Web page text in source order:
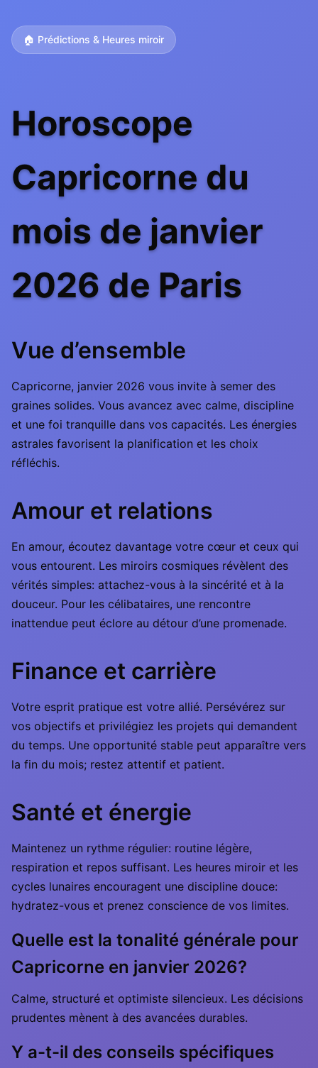
🏠 Prédictions & Heures miroir
Horoscope
Capricorne du
mois de janvier
2026 de Paris
Vue d’ensemble
Capricorne, janvier 2026 vous invite à semer des
graines solides. Vous avancez avec calme, discipline
et une foi tranquille dans vos capacités. Les énergies
astrales favorisent la planification et les choix
réfléchis.
Amour et relations
En amour, écoutez davantage votre cœur et ceux qui
vous entourent. Les miroirs cosmiques révèlent des
vérités simples: attachez-vous à la sincérité et à la
douceur. Pour les célibataires, une rencontre
inattendue peut éclore au détour d’une promenade.
Finance et carrière
Votre esprit pratique est votre allié. Persévérez sur
vos objectifs et privilégiez les projets qui demandent
du temps. Une opportunité stable peut apparaître vers
la fin du mois; restez attentif et patient.
Santé et énergie
Maintenez un rythme régulier: routine légère,
respiration et repos suffisant. Les heures miroir et les
cycles lunaires encouragent une discipline douce:
hydratez-vous et prenez conscience de vos limites.
Quelle est la tonalité générale pour
Capricorne en janvier 2026?
Calme, structuré et optimiste silencieux. Les décisions
prudentes mènent à des avancées durables.
Y a-t-il des conseils spécifiques